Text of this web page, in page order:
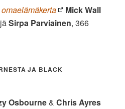
Mick Wall
Sirpa Parviainen, 366
JA BLACK
Osbourne&Chris Ayres